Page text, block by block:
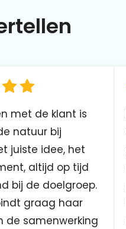
met de klant is
natuur bij
juiste idee, het
altijd op tijd
bij de doelgroep.
graag haar
de samenwerking